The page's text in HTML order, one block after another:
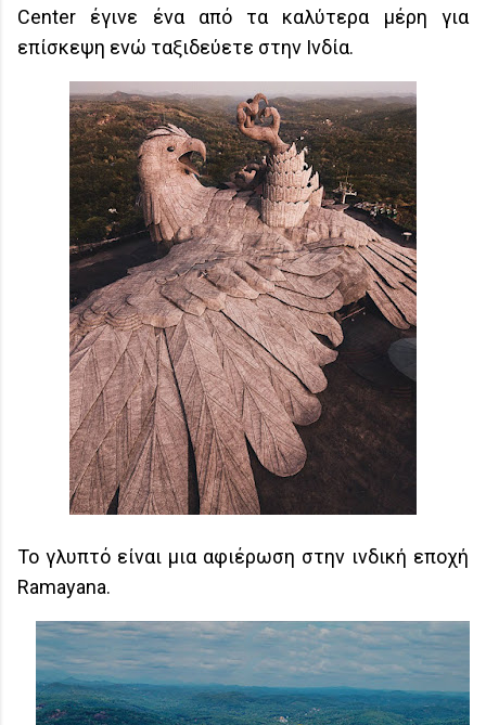
Center έγινε ένα από τα καλύτερα μέρη για
επίσκεψη ενώ ταξιδεύετε στην Ινδία.
Το γλυπτό είναι μια αφιέρωση στην ινδική εποχή
Ramayana.